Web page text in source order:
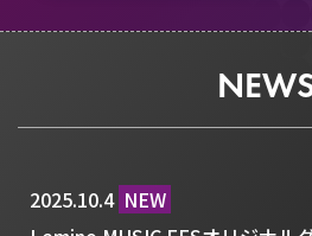
2025.10.4 NEW